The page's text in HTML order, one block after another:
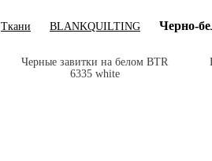
Ткани BLANKQUILTING Черно-
Черные завитки на белом BTR
6335 white